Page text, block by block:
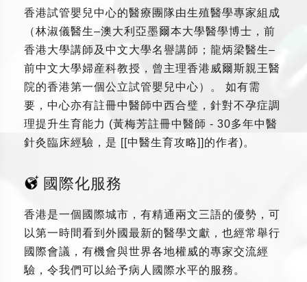
香港試管嬰兒中心的醫療團隊由生殖醫學專家組成
（林淑儀醫生–澳大利亞墨爾本大學醫學博士，前
香港大學講師及中文大學名譽講師；龍炳梁醫生–
前中文大學婦産科教授，曾主理香港威爾斯親王醫
院的香港第一個公立試管嬰兒中心）。 如有需
要，中心亦有註冊中醫師中西合璧，針對不孕症調
理提升生育能力 (黃梅芳註冊中醫師 - 30多年中醫
針灸臨床經驗，是 [[中醫生育攻略]]的作者)。
國際化服務
香港是一個國際城市，有精通兩文三語的優勢，可
以第一時間看到外國最新的醫學文獻，也經常舉行
國際會議，有機會與世界各地權威的專家交流經
驗，令我們可以給予病人國際水平的服務。